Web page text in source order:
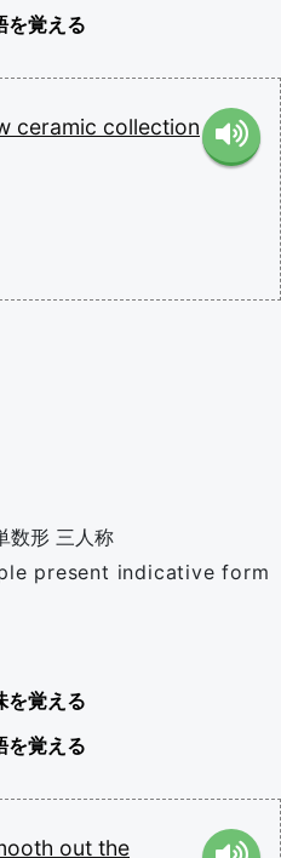
を覚える
ceramic collection
数形 三人称
present indicative form
を覚える
を覚える
out the